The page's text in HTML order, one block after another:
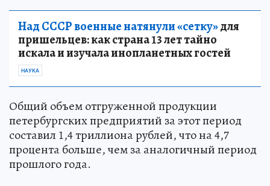
Над СССР военные натянули «сетку»для
пришельцев: как страна 13 лет тайно
искала и изучала инопланетных гостей
НАУКА
Общий объем отгруженной продукции
петербургских предприятий за этот период
составил 1,4 триллиона рублей, что на 4,7
процента больше, чем за аналогичный период
прошлого года.